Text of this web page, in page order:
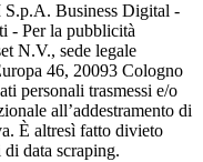
S.p.A. Business Digital -
- Per la pubblicità
N.V., sede legale
46, 20093 Cologno
personali trasmessi e/o
all’addestramento di
È altresì fatto divieto
data scraping.